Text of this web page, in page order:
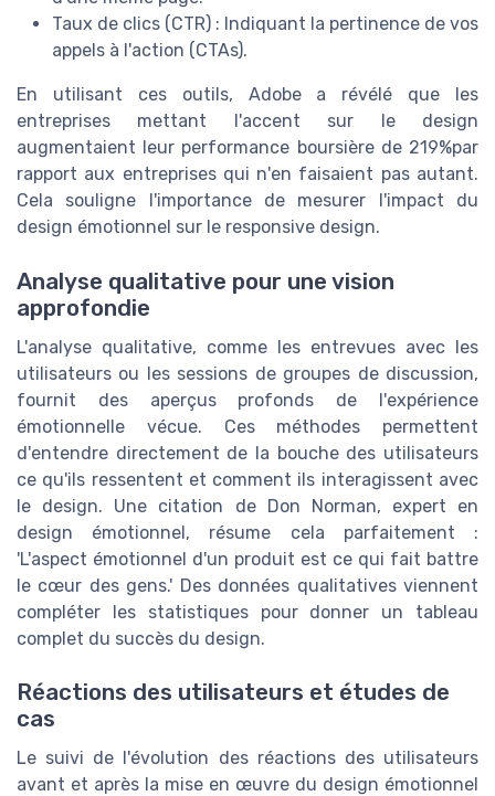
Taux de clics (CTR) : Indiquant la pertinence de vos
appels à l'action (CTAs).
En utilisant ces outils, Adobe a révélé que les
entreprises mettant l'accent sur le design
augmentaient leur performance boursière de 219%par
rapport aux entreprises qui n'en faisaient pas autant.
Cela souligne l'importance de mesurer l'impact du
design émotionnel sur le responsive design.
Analyse qualitative pour une vision
approfondie
L'analyse qualitative, comme les entrevues avec les
utilisateurs ou les sessions de groupes de discussion,
fournit des aperçus profonds de l'expérience
émotionnelle vécue. Ces méthodes permettent
d'entendre directement de la bouche des utilisateurs
ce qu'ils ressentent et comment ils interagissent avec
le design. Une citation de Don Norman, expert en
design émotionnel, résume cela parfaitement :
'L'aspect émotionnel d'un produit est ce qui fait battre
le cœur des gens.' Des données qualitatives viennent
compléter les statistiques pour donner un tableau
complet du succès du design.
Réactions des utilisateurs et études de
cas
Le suivi de l'évolution des réactions des utilisateurs
avant et après la mise en œuvre du design émotionnel